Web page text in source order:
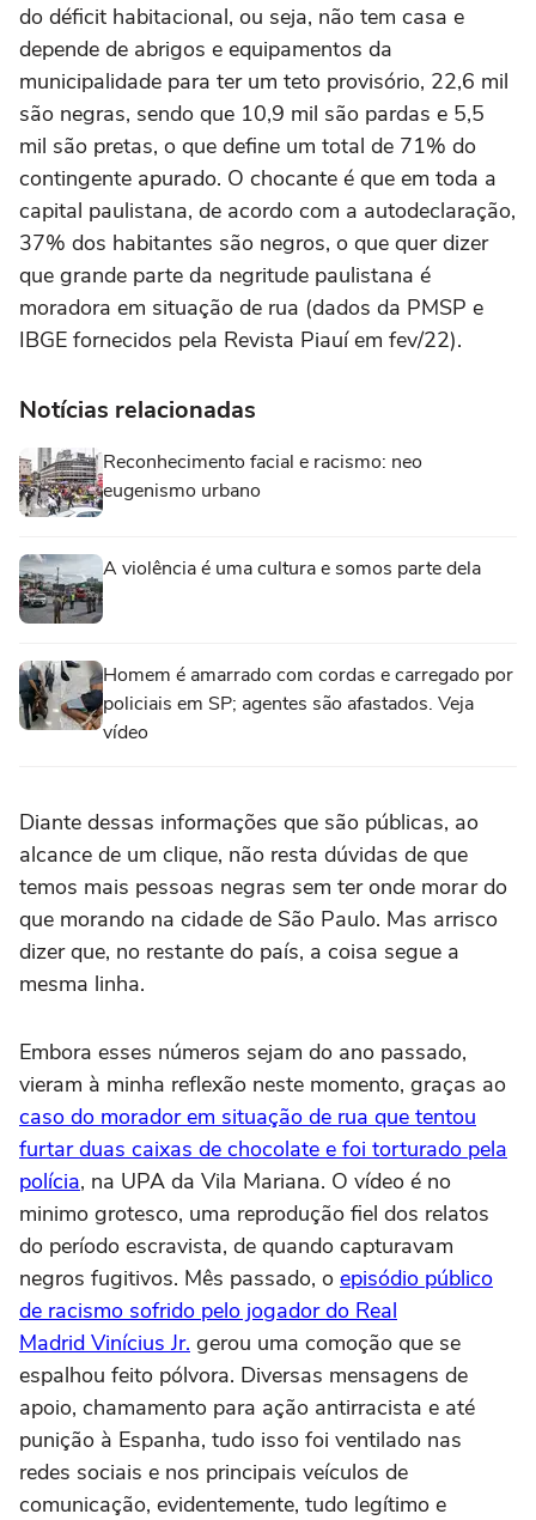
do déficit habitacional, ou seja, não tem casa e
depende de abrigos e equipamentos da
municipalidade para ter um teto provisório, 22,6 mil
são negras, sendo que 10,9 mil são pardas e 5,5
mil são pretas, o que define um total de 71% do
contingente apurado. O chocante é que em toda a
capital paulistana, de acordo com a autodeclaração,
37% dos habitantes são negros, o que quer dizer
que grande parte da negritude paulistana é
moradora em situação de rua (dados da PMSP e
IBGE fornecidos pela Revista Piauí em fev/22).
Notícias relacionadas
Reconhecimento facial e racismo: neo
eugenismo urbano
A violência é uma cultura e somos parte dela
Homem é amarrado com cordas e carregado por
policiais em SP; agentes são afastados. Veja
vídeo
Diante dessas informações que são públicas, ao
alcance de um clique, não resta dúvidas de que
temos mais pessoas negras sem ter onde morar do
que morando na cidade de São Paulo. Mas arrisco
dizer que, no restante do país, a coisa segue a
mesma linha.
Embora esses números sejam do ano passado,
vieram à minha reflexão neste momento, graças ao
caso do morador em situação de rua que tentou
furtar duas caixas de chocolate e foi torturado pela
polícia, na UPA da Vila Mariana. O vídeo é no
minimo grotesco, uma reprodução fiel dos relatos
do período escravista, de quando capturavam
negros fugitivos. Mês passado, o episódio público
de racismo sofrido pelo jogador do Real
Madrid Vinícius Jr. gerou uma comoção que se
espalhou feito pólvora. Diversas mensagens de
apoio, chamamento para ação antirracista e até
punição à Espanha, tudo isso foi ventilado nas
redes sociais e nos principais veículos de
comunicação, evidentemente, tudo legítimo e